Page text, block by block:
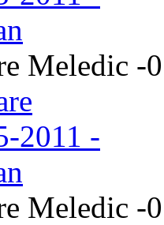
Meledic -
Meledic -